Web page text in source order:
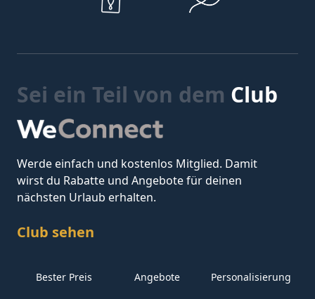
Sei ein Teil von dem Club
Werde einfach und kostenlos Mitglied. Damit
wirst du Rabatte und Angebote für deinen
nächsten Urlaub erhalten.
Club sehen
Bester Preis Angebote Personalisierung